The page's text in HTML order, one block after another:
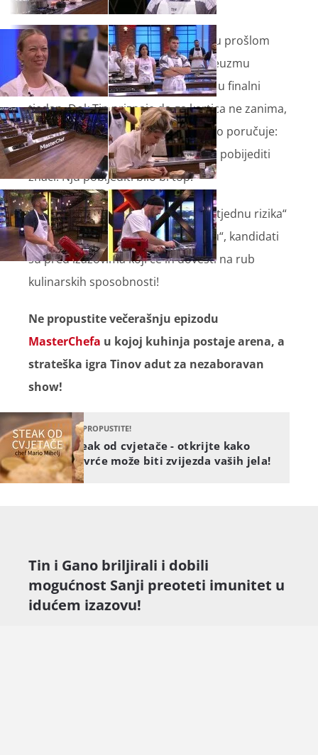
No, to nije sve! Gano i Tin dobili su u prošlom
izazovu mogućnost da od Sanje preuzmu
platinastu karticu koja jamči ulazak u finalni
tjedan. Dok Tin priznaje da ga kartica ne zanima,
jer „bi ga samo ulijenila“, Gano jasno poručuje:
„Kartica mi ne znači toliko, ali Sanju pobijediti
znači. Nju pobijediti bilo bi top.“
Uz Eni koja očekuje „iznenađenja u tjednu rizika“
i Tinovu želju da „gadno usosi ekipu“, kandidati
su pred izazovima koji će ih dovesti na rub
kulinarskih sposobnosti!
Ne propustite večerašnju epizodu
MasterChefa u kojoj kuhinja postaje arena, a
strateška igra Tinov adut za nezaboravan
show!
NE PROPUSTITE!
Steak od cvjetače - otkrijte kako
povrće može biti zvijezda vaših jela!
Tin i Gano briljirali i dobili
mogućnost Sanji preoteti imunitet u
idućem izazovu!